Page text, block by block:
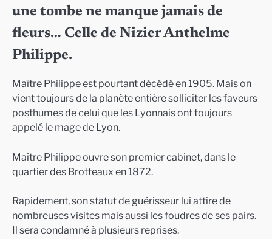
une tombe ne manque jamais de
fleurs… Celle de Nizier Anthelme
Philippe.
Maître Philippe est pourtant décédé en 1905. Mais on
vient toujours de la planète entière solliciter les faveurs
posthumes de celui que les Lyonnais ont toujours
appelé le mage de Lyon.
Maître Philippe ouvre son premier cabinet, dans le
quartier des Brotteaux en 1872.
Rapidement, son statut de guérisseur lui attire de
nombreuses visites mais aussi les foudres de ses pairs.
Il sera condamné à plusieurs reprises.